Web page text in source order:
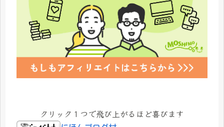
クリック１つで飛び上がるほど喜びます